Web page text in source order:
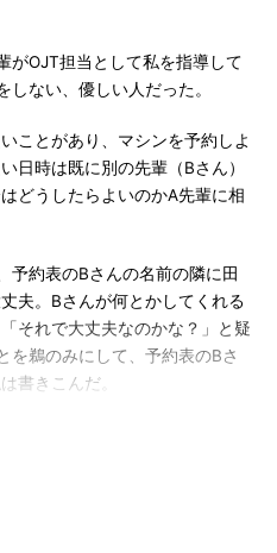
OJT担当として私を指導して
しない、優しい人だった。
ことがあり、マシンを予約しよ
日時は既に別の先輩（Bさん）
どうしたらよいのかA先輩に相
約表のBさんの名前の隣に田
夫。Bさんが何とかしてくれる
それで大丈夫なのかな？」と疑
を鵜のみにして、予約表のBさ
書きこんだ。